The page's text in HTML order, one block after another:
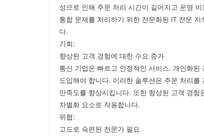
성으로 인해 주문 처리 시간이 길어지고 운영
통합 문제를 처리하기 위한 전문화된 IT 전문
다.
기회:
향상된 고객 경험에 대한 수요 증가
통신 기업은 빠르고 안정적인 서비스, 개인화
도입해야 합니다. 이러한 솔루션은 주문 처리
만족도를 향상시킵니다. 또한 향상된 고객 경
차별화 요소로 작용합니다.
위협:
고도로 숙련된 전문가 필요